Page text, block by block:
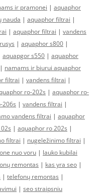
ir pramonei | aquaphor
nauda | aquaphor filtrai |
| aquaphor filtrai | vandens
| aquaphor s800 |
aquapgor s550 | aquaphor
| namams ir biurui aquaphor
filtrai | vandens filtrai |
ro-202s | aquaphor ro-
206s | vandens filtrai |
vandens filtrai | aquaphor
| aquaphor ro 202s |
filtrai | nugeležinimo filtrai |
nuo voru | lauko kubilai
remontas | kas yra seo |
| telefonų remontas |
| seo straipsniu